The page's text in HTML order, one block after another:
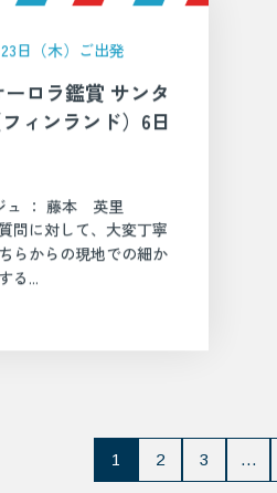
日（木）ご出発
ロラ鑑賞 サンタ
ィンランド）6日
ュ ： 藤本 英里
問に対して、大変丁寧
らからの現地での細か
る...
1 2 3 …